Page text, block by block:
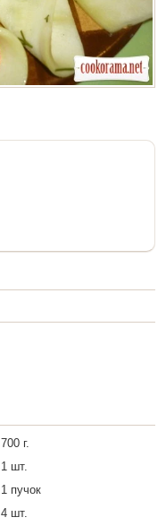
700 г.
1 шт.
1 пучок
4 шт.